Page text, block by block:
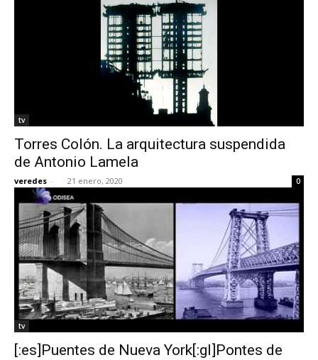
tv
Torres Colón. La arquitectura suspendida
de Antonio Lamela
veredes - 21 enero, 2020 0
tv
[:es]Puentes de Nueva York[:gl]Pontes de